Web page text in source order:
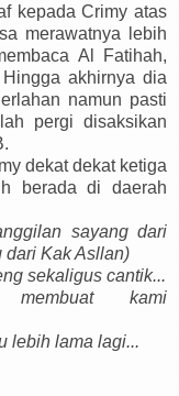
kepada Crimy atas
merawatnya lebih
Al Fatihah,
akhirnya dia
namun pasti
pergi disaksikan
dekat dekat ketiga
berada di daerah
sayang dari
dari Kak Asllan)
sekaligus cantik...
membuat kami
lebih lama lagi...